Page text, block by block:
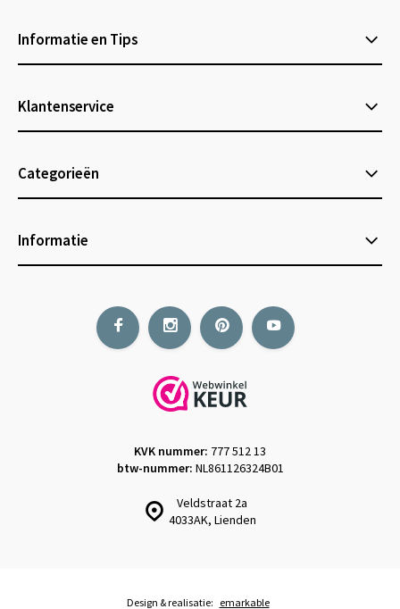
Informatie en Tips
Klantenservice
Categorieën
Informatie
Veldstraat 2a
4033AK, Lienden
KVK nummer: 777 512 13
btw-nummer: NL861126324B01
Design & realisatie: emarkable